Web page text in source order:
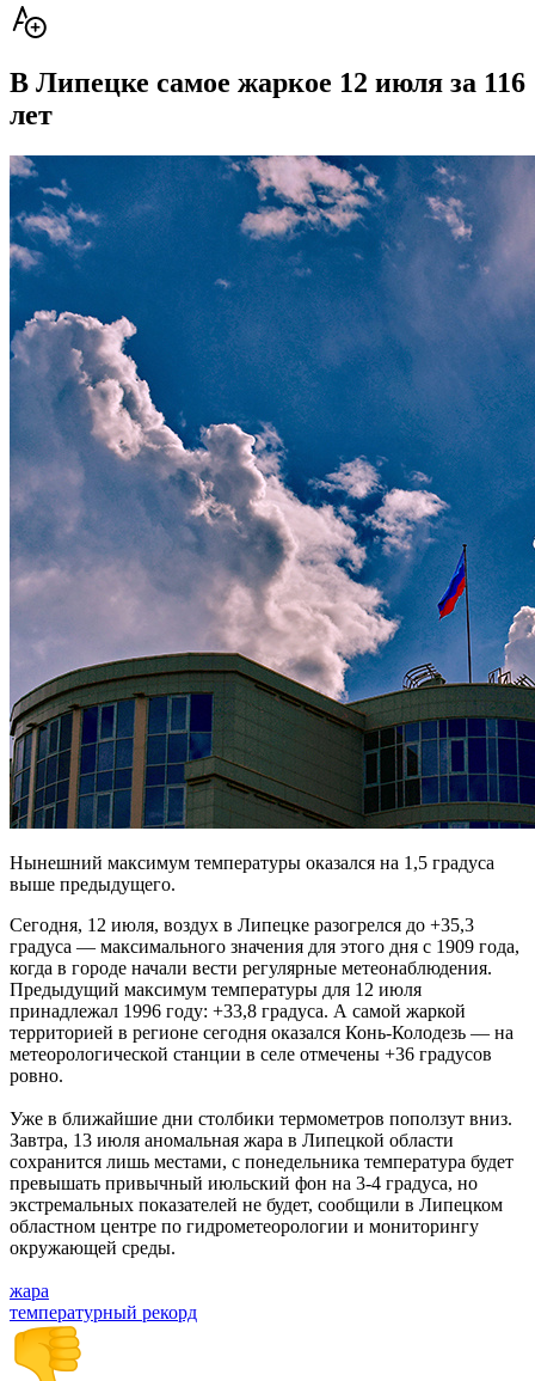
В Липецке самое жаркое 12 июля за 116
лет
Нынешний максимум температуры оказался на 1,5 градуса
выше предыдущего.
Сегодня, 12 июля, воздух в Липецке разогрелся до +35,3
градуса — максимального значения для этого дня с 1909 года,
когда в городе начали вести регулярные метеонаблюдения.
Предыдущий максимум температуры для 12 июля
принадлежал 1996 году: +33,8 градуса. А самой жаркой
территорией в регионе сегодня оказался Конь-Колодезь — на
метеорологической станции в селе отмечены +36 градусов
ровно.
Уже в ближайшие дни столбики термометров поползут вниз.
Завтра, 13 июля аномальная жара в Липецкой области
сохранится лишь местами, с понедельника температура будет
превышать привычный июльский фон на 3-4 градуса, но
экстремальных показателей не будет, сообщили в Липецком
областном центре по гидрометеорологии и мониторингу
окружающей среды.
жара
температурный рекорд